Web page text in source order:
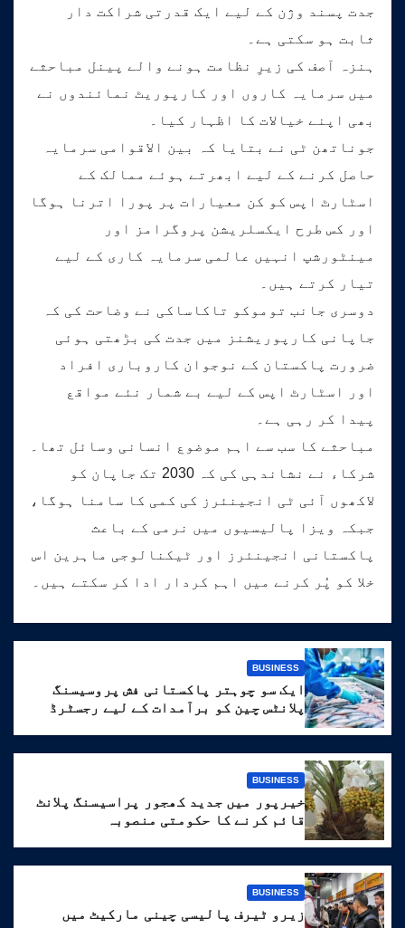
جدت پسند وژن کے لیے ایک قدرتی شراکت دار
ثابت ہو سکتی ہے۔
ہنزہ آصف کی زیرِ نظامت ہونے والے پینل مباحثے
میں سرمایہ کاروں اور کارپوریٹ نمائندوں نے
بھی اپنے خیالات کا اظہار کیا۔
جوناتھن ٹی نے بتایا کہ بین الاقوامی سرمایہ
حاصل کرنے کے لیے ابھرتے ہوئے ممالک کے
اسٹارٹ اپس کو کن معیارات پر پورا اترنا ہوگا
اور کس طرح ایکسلریشن پروگرامز اور
مینٹورشپ انہیں عالمی سرمایہ کاری کے لیے
تیار کرتے ہیں۔
دوسری جانب توموکو تاکاساکی نے وضاحت کی کہ
جاپانی کارپوریشنز میں جدت کی بڑھتی ہوئی
ضرورت پاکستان کے نوجوان کاروباری افراد
اور اسٹارٹ اپس کے لیے بے شمار نئے مواقع
پیدا کر رہی ہے۔
مباحثے کا سب سے اہم موضوع انسانی وسائل تھا۔
شرکاء نے نشاندہی کی کہ 2030 تک جاپان کو
لاکھوں آئی ٹی انجینئرز کی کمی کا سامنا ہوگا،
جبکہ ویزا پالیسیوں میں نرمی کے باعث
پاکستانی انجینئرز اور ٹیکنالوجی ماہرین اس
خلا کو پُر کرنے میں اہم کردار ادا کر سکتے ہیں۔
BUSINESS
ایک سو چوہتر پاکستانی فش پروسیسنگ
پلانٹس چین کو برآمدات کے لیے رجسٹرڈ
BUSINESS
خیرپور میں جدید کھجور پراسیسنگ پلانٹ
قائم کرنے کا حکومتی منصوبہ
BUSINESS
زیرو ٹیرف پالیسی چینی مارکیٹ میں